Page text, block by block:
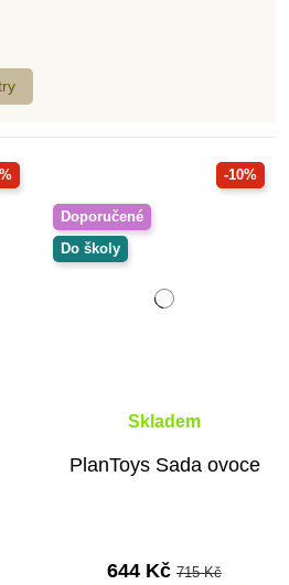
pro děti od 5 let
pro děti od 6 let -10%
Doporučené
Do školy
Skladem
PlanToys Sada ovoce
644 Kč 715 Kč